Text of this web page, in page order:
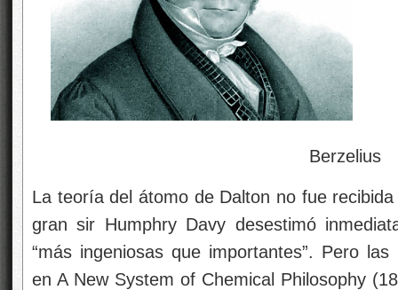
Berzelius
La teoría del átomo de Dalton no fue
gran sir Humphry Davy desestimó
“más ingeniosas que importantes”. Pero
en A New System of Chemical Philosophy